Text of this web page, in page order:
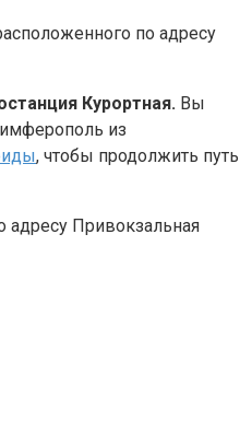
по адресу
Курортная. Вы
из
, чтобы продолжить путь
адресу Привокзальная